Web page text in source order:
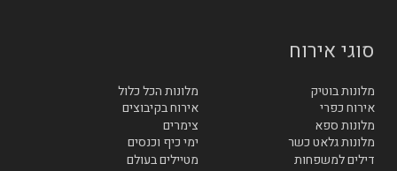
סוגי אירוח
מלונות בוטיק
מלונות הכל כלול
אירוח כפרי
אירוח בקיבוצים
מלונות ספא
צימרים
מלונות גלאט כשר
ימי כיף וכנסים
דילים למשפחות
מטיילים בעולם